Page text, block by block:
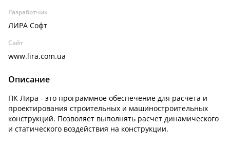
Разработчик
ЛИРА Софт
Сайт
www.lira.com.ua
Описание
ПК Лира - это программное обеспечение для расчета и
проектирования строительных и машиностроительных
конструкций. Позволяет выполнять расчет динамического
и статического воздействия на конструкции.